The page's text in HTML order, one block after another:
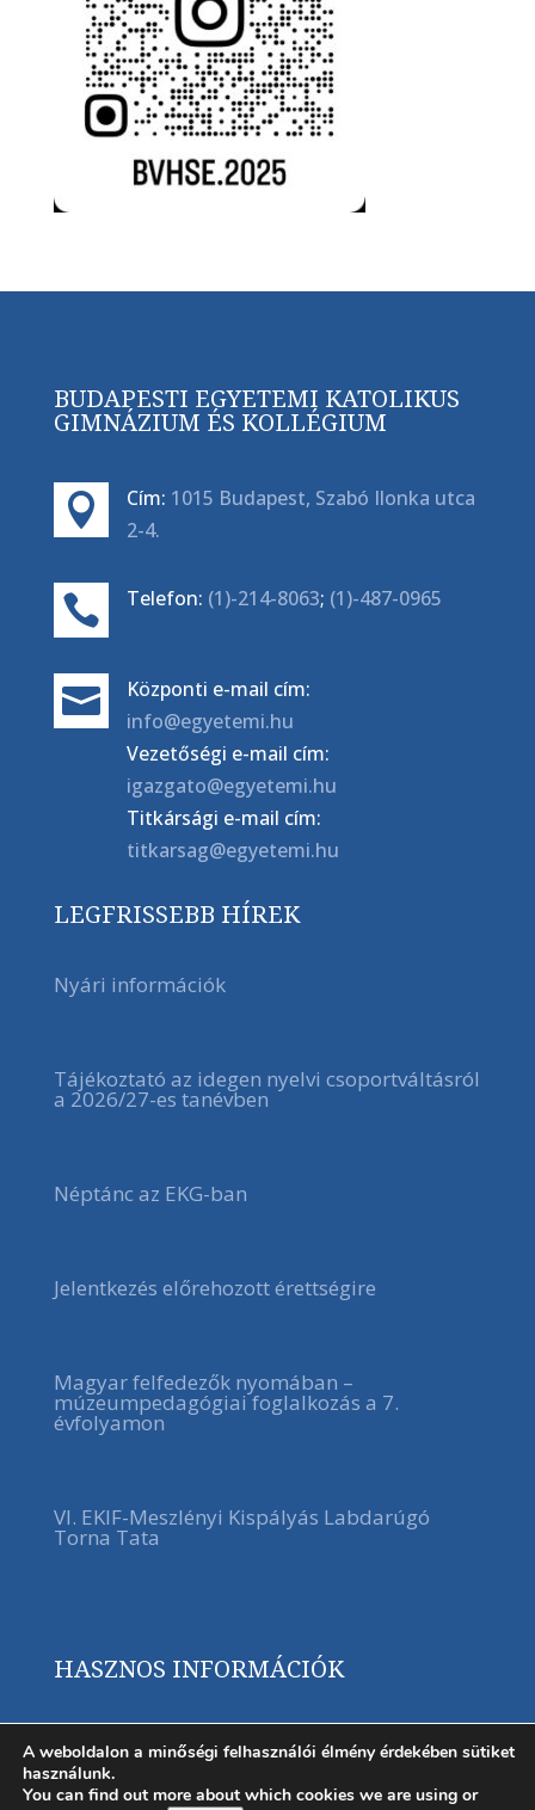
BUDAPESTI EGYETEMI KATOLIKUS
GIMNÁZIUM ÉS KOLLÉGIUM
 Cím: 1015 Budapest, Szabó Ilonka utca
2-4.
 Telefon: (1)-214-8063; (1)-487-0965

Központi e-mail cím:
info@egyetemi.hu
Vezetőségi e-mail cím:
igazgato@egyetemi.hu
Titkársági e-mail cím:
titkarsag@egyetemi.hu
LEGFRISSEBB HÍREK
Nyári információk
Tájékoztató az idegen nyelvi csoportváltásról
a 2026/27-es tanévben
Néptánc az EKG-ban
Jelentkezés előrehozott érettségire
Magyar felfedezők nyomában –
múzeumpedagógiai foglalkozás a 7.
évfolyamon
VI. EKIF-Meszlényi Kispályás Labdarúgó
Torna Tata
HASZNOS INFORMÁCIÓK
A weboldalon a minőségi felhasználói élmény érdekében sütiket
használunk.
You can find out more about which cookies we are using or